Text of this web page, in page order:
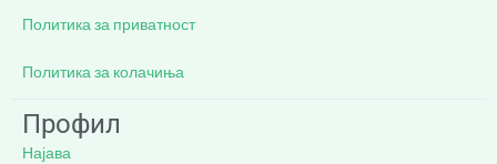
Политика за приватност
Политика за колачиња
Профил
Најава